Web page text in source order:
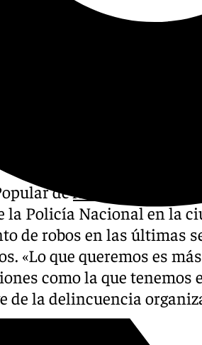
deAntequera,
José
la Policía Nacional en la
de robos en las últimas
«Lo que queremos es
como la que tenemos
de la delincuencia